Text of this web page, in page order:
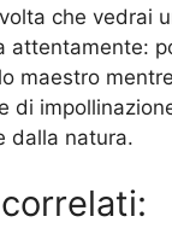
che vedrai
attentamente:
maestro
di
dalla natura.